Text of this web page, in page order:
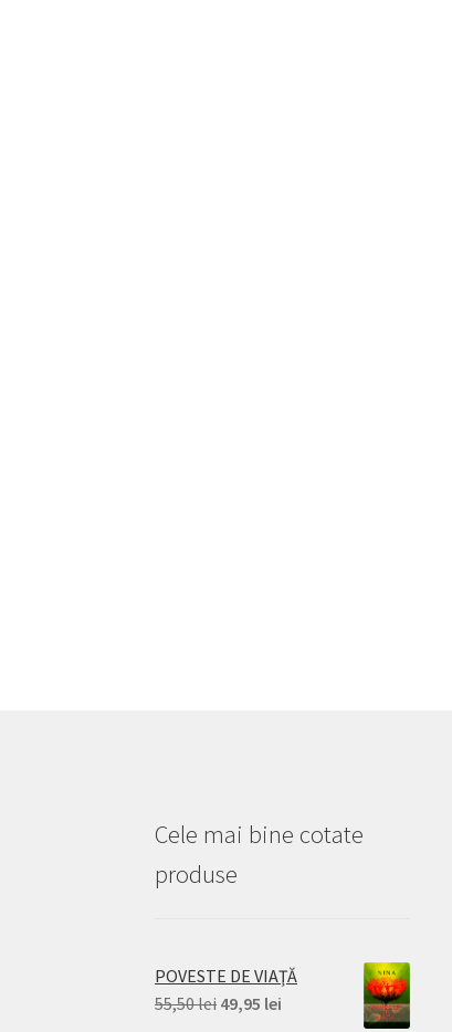
Cele mai bine cotate
produse
POVESTE DE VIAŢĂ
55,50lei Prețul
49,95 lei